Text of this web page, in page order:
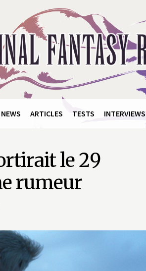
NEWS ARTICLES TESTS INTERVIEWS
le 29
rumeur